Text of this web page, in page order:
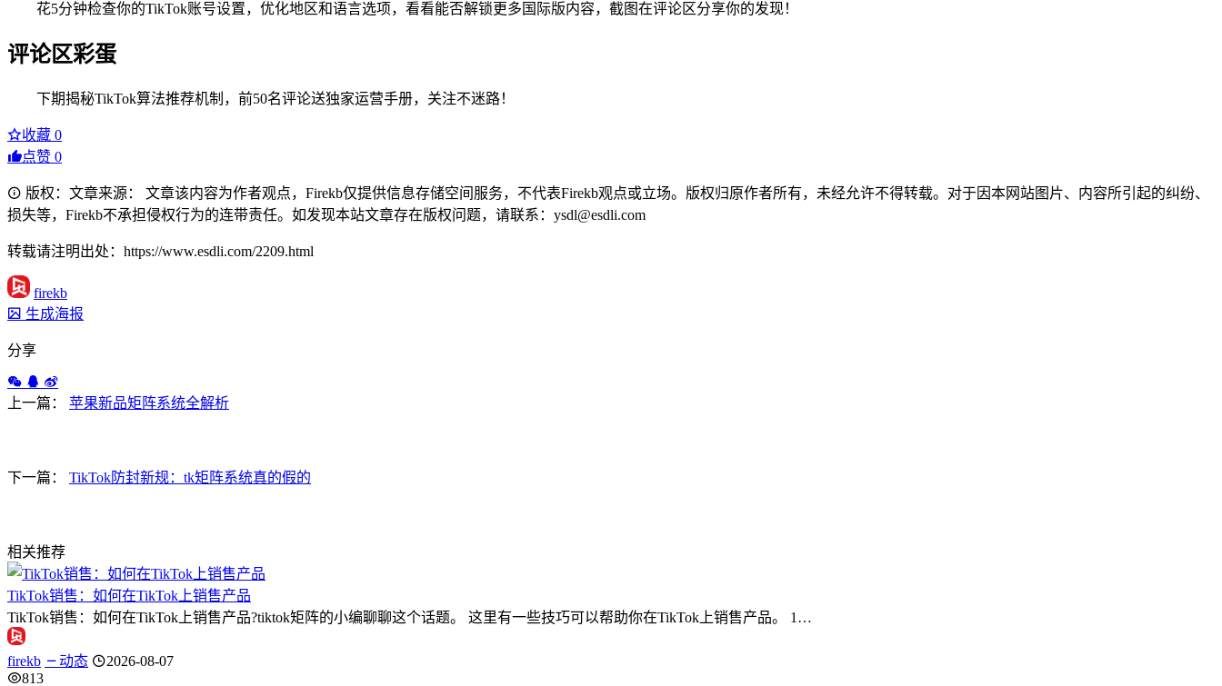
花5分钟检查你的TikTok账号设置，优化地区和语言选项，看看能否解锁更多国际版内容，截图在评论区分享你的发现！
评论区彩蛋
下期揭秘TikTok算法推荐机制，前50名评论送独家运营手册，关注不迷路！
收藏 0
点赞 0
版权：文章来源： 文章该内容为作者观点，Firekb仅提供信息存储空间服务，不代表Firekb观点或立场。版权归原作者所有，未经允许不得转载。对于因本网站图片、内容所引起的纠纷、
损失等，Firekb不承担侵权行为的连带责任。如发现本站文章存在版权问题，请联系：ysdl@esdli.com
转载请注明出处：https://www.esdli.com/2209.html
firekb
生成海报
分享
上一篇： 苹果新品矩阵系统全解析
下一篇： TikTok防封新规：tk矩阵系统真的假的
相关推荐
TikTok销售：如何在TikTok上销售产品
TikTok销售：如何在TikTok上销售产品?tiktok矩阵的小编聊聊这个话题。 这里有一些技巧可以帮助你在TikTok上销售产品。 1…
firekb 动态
2026-08-07
813